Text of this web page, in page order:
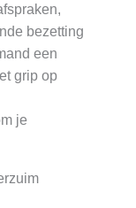
bezetting
een
grip op
je